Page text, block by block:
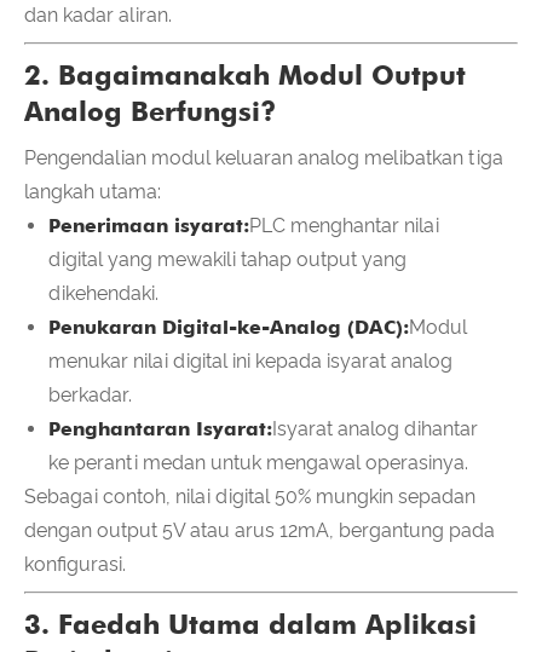
dan kadar aliran.
2. Bagaimanakah Modul Output
Analog Berfungsi?
Pengendalian modul keluaran analog melibatkan tiga
langkah utama:
Penerimaan isyarat:PLC menghantar nilai
digital yang mewakili tahap output yang
dikehendaki.
Penukaran Digital-ke-Analog (DAC):Modul
menukar nilai digital ini kepada isyarat analog
berkadar.
Penghantaran Isyarat:Isyarat analog dihantar
ke peranti medan untuk mengawal operasinya.
Sebagai contoh, nilai digital 50% mungkin sepadan
dengan output 5V atau arus 12mA, bergantung pada
konfigurasi.
3. Faedah Utama dalam Aplikasi